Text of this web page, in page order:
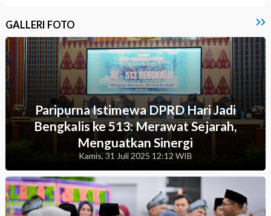
GALLERI FOTO
Paripurna Istimewa DPRD Hari Jadi
Bengkalis ke 513: Merawat Sejarah,
Menguatkan Sinergi
Kamis, 31 Juli 2025 12:12 WIB